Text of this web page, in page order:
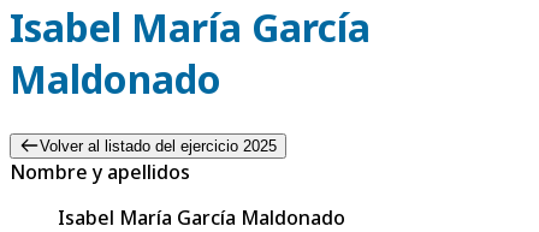
Isabel María García
Maldonado
Volver al listado del ejercicio 2025
Nombre y apellidos
Isabel María García Maldonado